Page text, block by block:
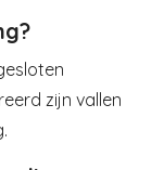
zijn vallen